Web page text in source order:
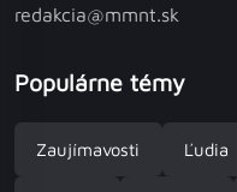
redakcia@mmnt.sk
Populárne témy
Zaujímavosti Ľudia